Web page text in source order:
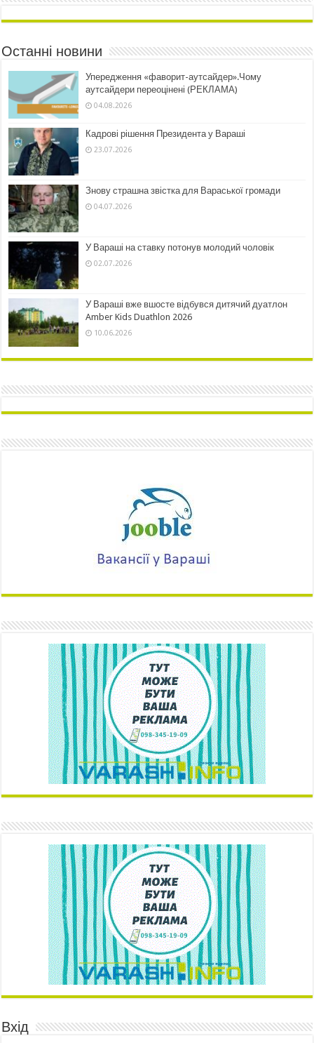
Останні новини
Упередження «фаворит-аутсайдер».Чому
аутсайдери переоцінені (РЕКЛАМА)
04.08.2026
Кадрові рішення Президента у Вараші
23.07.2026
Знову страшна звістка для Вараської громади
04.07.2026
У Вараші на ставку потонув молодий чоловік
02.07.2026
У Вараші вже вшосте відбувся дитячий дуатлон
Amber Kids Duathlon 2026
10.06.2026
Вхід